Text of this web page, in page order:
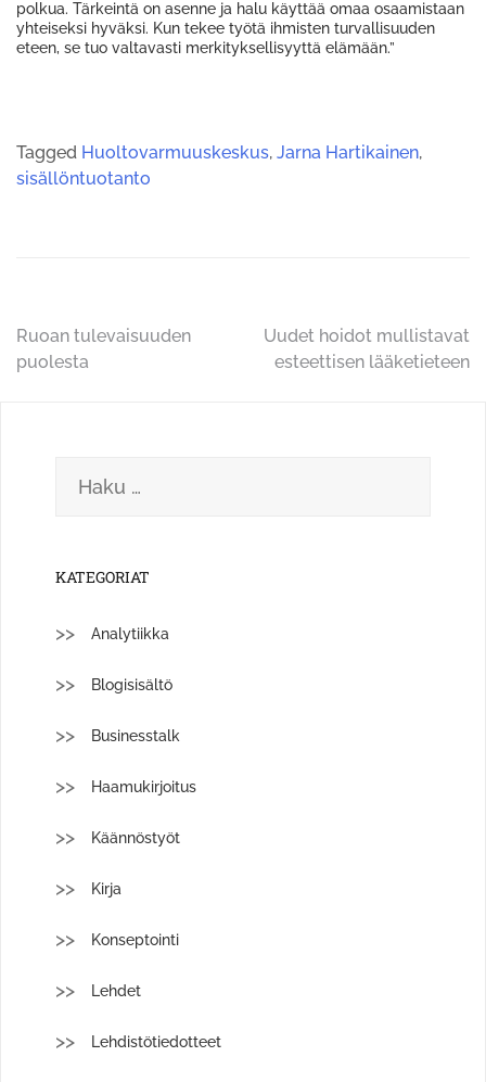
polkua. Tärkeintä on asenne ja halu käyttää omaa osaamistaan
yhteiseksi hyväksi. Kun tekee työtä ihmisten turvallisuuden
eteen, se tuo valtavasti merkityksellisyyttä elämään.”
Tagged Huoltovarmuuskeskus, Jarna Hartikainen,
sisällöntuotanto
Artikkelien
selaus
Ruoan tulevaisuuden
puolesta
Uudet hoidot mullistavat
esteettisen lääketieteen
KATEGORIAT
Analytiikka
Blogisisältö
Businesstalk
Haamukirjoitus
Käännöstyöt
Kirja
Konseptointi
Lehdet
Lehdistötiedotteet